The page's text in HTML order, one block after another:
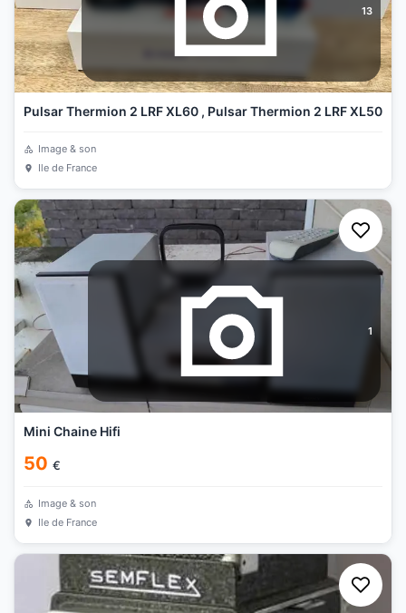
13
Pulsar Thermion 2 LRF XL60 , Pulsar Thermion 2 LRF XL50
Image & son
Ile de France
1
Mini Chaine Hifi
50 €
Image & son
Ile de France